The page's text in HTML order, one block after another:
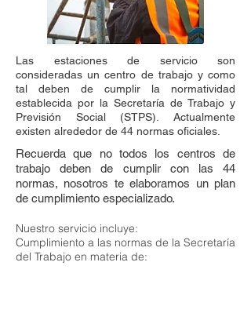
Las estaciones de servicio son
consideradas un centro de trabajo y como
tal deben de cumplir la normatividad
establecida por la Secretaría de Trabajo y
Previsión Social (STPS). Actualmente
existen alrededor de 44 normas oficiales.
Recuerda que no todos los centros de
trabajo deben de cumplir con las 44
normas, nosotros te elaboramos un plan
de cumplimiento especializado.
Nuestro servicio incluye:
Cumplimiento a las normas de la Secretaría
del Trabajo en materia de: